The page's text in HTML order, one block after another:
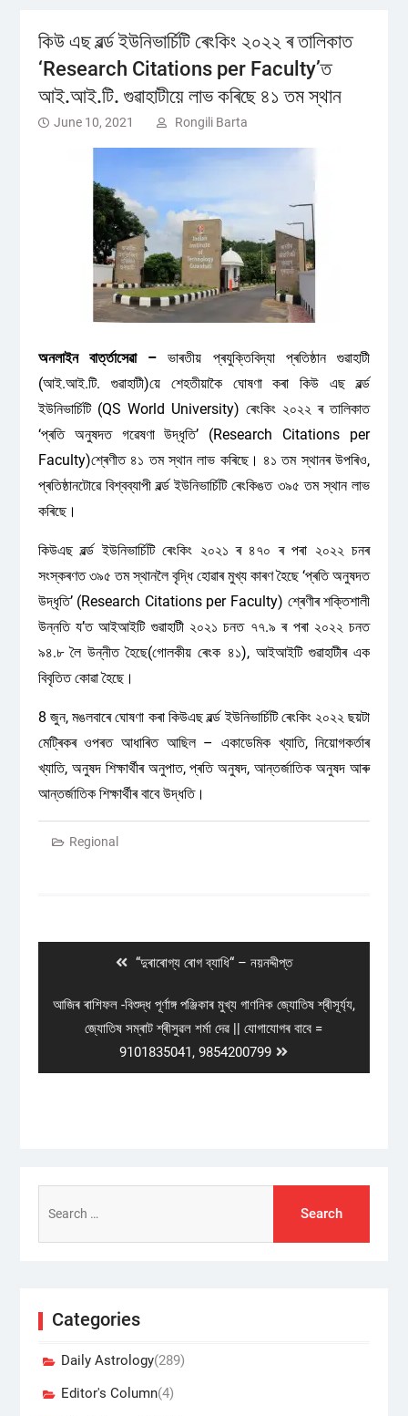
কিউ এছ ৱৰ্ল্ড ইউনিভাৰ্চিটি ৰেংকিং ২০২২ ৰ তালিকাত
‘Research Citations per Faculty’ত
আই.আই.টি. গুৱাহাটীয়ে লাভ কৰিছে ৪১ তম স্থান
June 10, 2021 Rongili Barta
অনলাইন বাৰ্ত্তাসেৱা – ভাৰতীয় প্ৰযুক্তিবিদ্যা প্ৰতিষ্ঠান গুৱাহাটী
(আই.আই.টি. গুৱাহাটী)য়ে শেহতীয়াকৈ ঘোষণা কৰা কিউ এছ ৱৰ্ল্ড
ইউনিভাৰ্চিটি (QS World University) ৰেংকিং ২০২২ ৰ তালিকাত
‘প্ৰতি অনুষদত গৱেষণা উদ্ধৃতি’ (Research Citations per
Faculty)শ্ৰেণীত ৪১ তম স্থান লাভ কৰিছে। ৪১ তম স্থানৰ উপৰিও,
প্ৰতিষ্ঠানটোৱে বিশ্বব্যাপী ৱৰ্ল্ড ইউনিভাৰ্চিটি ৰেংকিঙত ৩৯৫ তম স্থান লাভ
কৰিছে।
কিউএছ ৱৰ্ল্ড ইউনিভাৰ্চিটি ৰেংকিং ২০২১ ৰ ৪৭০ ৰ পৰা ২০২২ চনৰ
সংস্কৰণত ৩৯৫ তম স্থানলৈ বৃদ্ধি হোৱাৰ মুখ্য কাৰণ হৈছে ‘প্ৰতি অনুষদত
উদ্ধৃতি’ (Research Citations per Faculty) শ্ৰেণীৰ শক্তিশালী
উন্নতি য’ত আইআইটি গুৱাহাটী ২০২১ চনত ৭৭.৯ ৰ পৰা ২০২২ চনত
৯৪.৮ লৈ উন্নীত হৈছে(গোলকীয় ৰেংক ৪১), আইআইটি গুৱাহাটীৰ এক
বিবৃতিত কোৱা হৈছে।
8 জুন, মঙলবাৰে ঘোষণা কৰা কিউএছ ৱৰ্ল্ড ইউনিভাৰ্চিটি ৰেংকিং ২০২২ ছয়টা
মেট্ৰিকৰ ওপৰত আধাৰিত আছিল – একাডেমিক খ্যাতি, নিয়োগকৰ্তাৰ
খ্যাতি, অনুষদ শিক্ষাৰ্থীৰ অনুপাত, প্ৰতি অনুষদ, আন্তৰ্জাতিক অনুষদ আৰু
আন্তৰ্জাতিক শিক্ষাৰ্থীৰ বাবে উদ্ধতি।
Regional
Previous
“দুৰাৰোগ্য ৰোগ ব্যাধি“ – নয়নদ্দীপ্ত
Next
আজিৰ ৰাশিফল -বিশুদ্ধ পূৰ্ণাঙ্গ পঞ্জিকাৰ মুখ্য গাণনিক জ্যোতিষ শ্ৰীসূৰ্য্য,
জ্যোতিষ সম্ৰাট শ্ৰীসুৱল শৰ্মা দেৱ || যোগাযোগৰ বাবে =
9101835041, 9854200799
for:
Categories
Daily Astrology(289)
Editor's Column(4)